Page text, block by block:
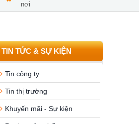
nơi
TIN TỨC & SỰ KIỆN
Tin công ty
Tin thị trường
Khuyến mãi - Sự kiện